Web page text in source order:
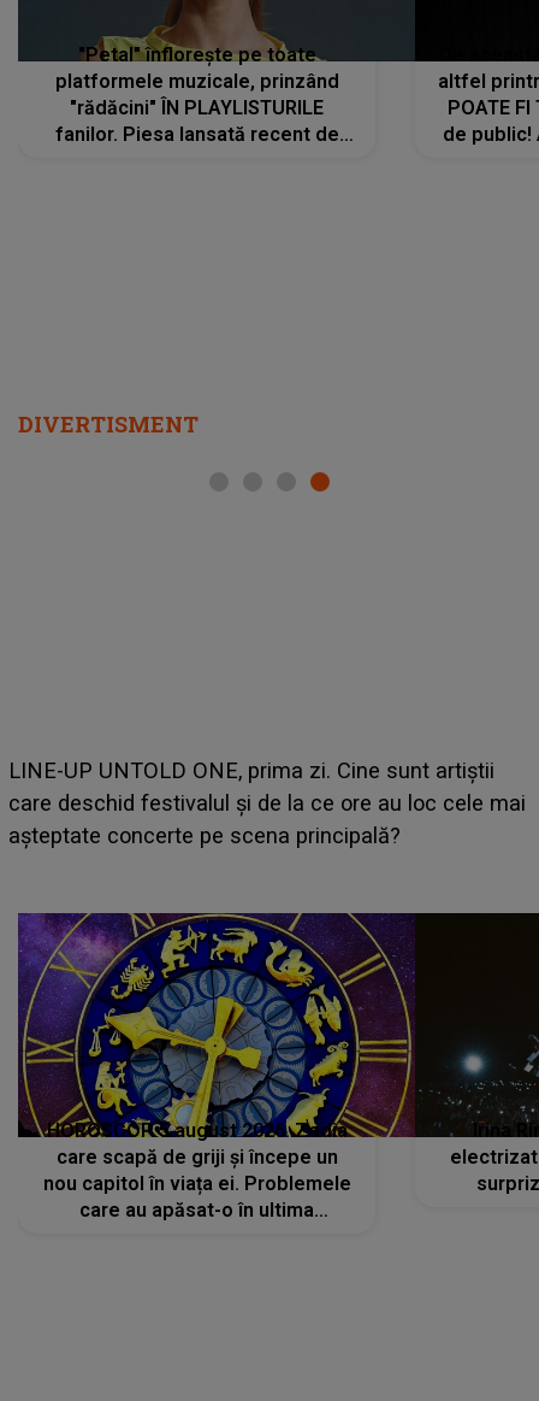
"Petal" înflorește pe toate
platformele muzicale, prinzând
"rădăcini" ÎN PLAYLISTURILE
fanilor. Piesa lansată recent de
altfel
POATE FI
de public!
DIVERTISMENT
LINE-UP UNTOLD ONE, prima zi. Cine sunt artiștii
care deschid festivalul și de la ce ore au loc cele mai
așteptate concerte pe scena principală?
HOROSCOP 5 august 2026. Zodia
care scapă de griji și începe un
nou capitol în viața ei. Problemele
care au apăsat-o în ultima
Irina